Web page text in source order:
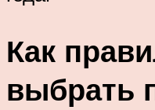
Как
выбрать